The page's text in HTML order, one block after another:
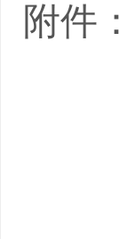
附件：